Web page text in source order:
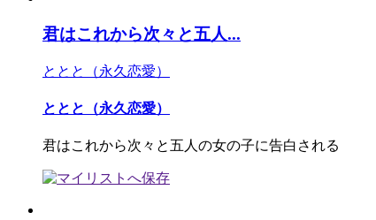
君はこれから次々と五人...
ととと（永久恋愛）
ととと（永久恋愛）
君はこれから次々と五人の女の子に告白される